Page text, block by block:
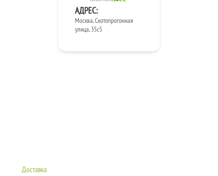
АДРЕС:
Москва, Скотопрогонная
улица, 35с5
Доставка